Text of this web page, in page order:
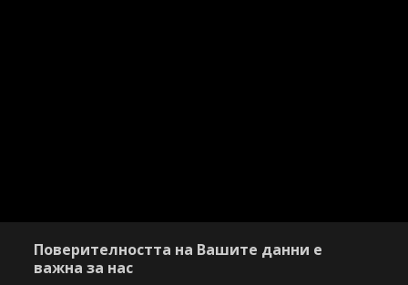
Поверителността на Вашите данни е
важна за нас